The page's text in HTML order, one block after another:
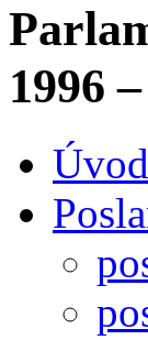
1996
Úvod